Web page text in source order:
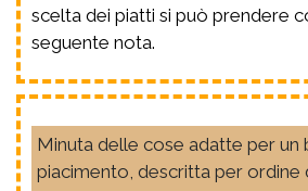
scelta dei piatti si può prendere
seguente nota.
Minuta delle cose adatte per un
piacimento, descritta per ordine